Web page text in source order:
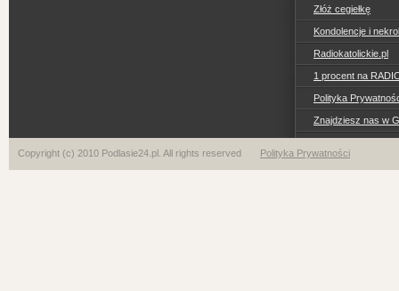
Złóż cegiełkę
Kondolencje i
Radiokatolickie.pl
1 procent na
Polityka
Znajdziesz nas w
Copyright (c) 2010 Podlasie24.pl. All rights reserved Polityka Prywatności